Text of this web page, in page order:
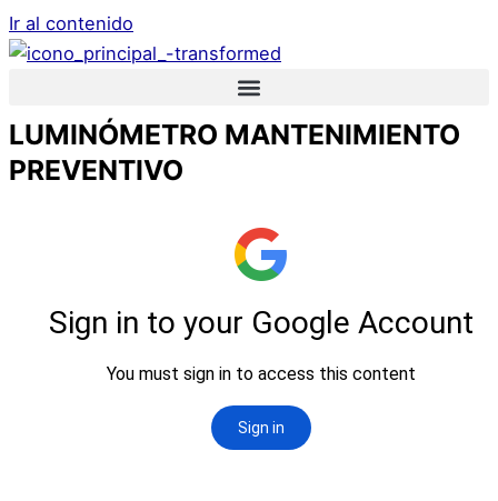
Ir al contenido
LUMINÓMETRO MANTENIMIENTO
PREVENTIVO